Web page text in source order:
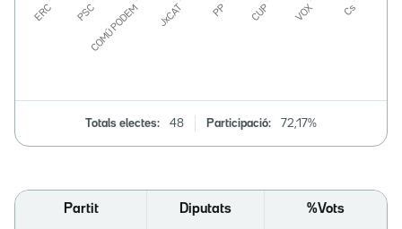
Totals electes: 48 Participació: 72,17%
Partit Diputats %Vots